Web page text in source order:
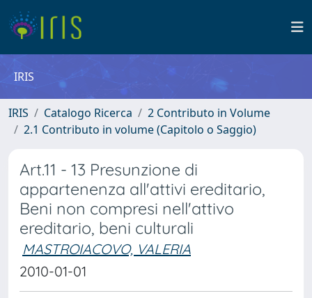
IRIS
IRIS Catalogo Ricerca
2 Contributo in Volume
2.1 Contributo in volume (Capitolo o Saggio)
Art.11 - 13 Presunzione di
appartenenza all'attivi ereditario,
Beni non compresi nell'attivo
ereditario, beni culturali
MASTROIACOVO, VALERIA
2010-01-01